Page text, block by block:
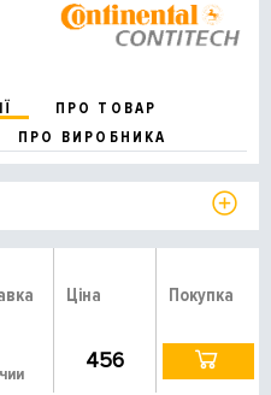
ПРО ТОВАР
ПРО ВИРОБНИКА
Ціна Покупка
456